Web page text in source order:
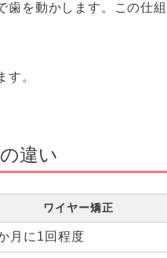
歯を動かします。この仕組
す。
違い
ワイヤー矯正
月に1回程度